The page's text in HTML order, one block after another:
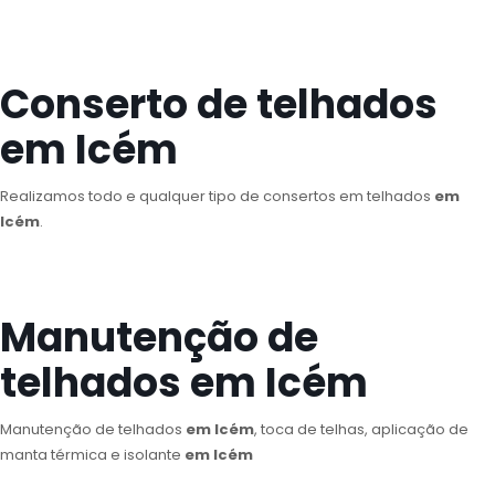
Conserto de telhados
em Icém
Realizamos todo e qualquer tipo de consertos em telhados em
Icém.
Manutenção de
telhados em Icém
Manutenção de telhados em Icém, toca de telhas, aplicação de
manta térmica e isolante em Icém